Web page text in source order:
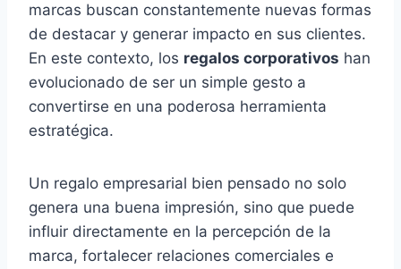
marcas buscan constantemente nuevas formas
de destacar y generar impacto en sus clientes.
En este contexto, los regalos corporativos han
evolucionado de ser un simple gesto a
convertirse en una poderosa herramienta
estratégica.
Un regalo empresarial bien pensado no solo
genera una buena impresión, sino que puede
influir directamente en la percepción de la
marca, fortalecer relaciones comerciales e